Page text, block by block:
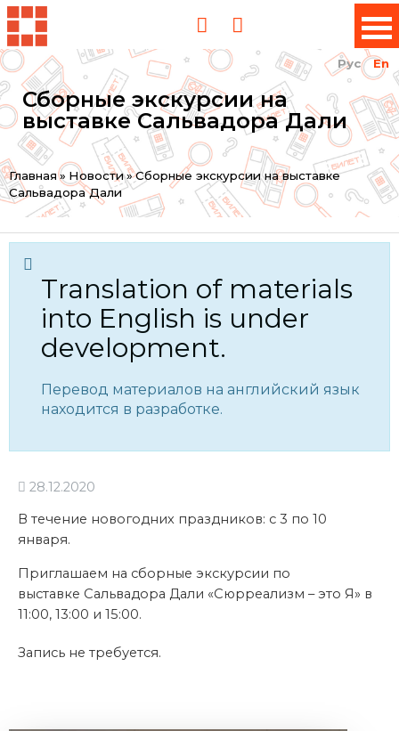
Рус En
Сборные экскурсии на
выставке Сальвадора Дали
You
are
here
Главная » Новости»Сборные экскурсии на выставке
Сальвадора Дали
Translation of materials
into English is under
development.
Перевод материалов на английский язык
находится в разработке.
28.12.2020
В течение новогодних праздников: с 3 по 10
января.
Приглашаем на сборные экскурсии по
выставке Сальвадора Дали «Сюрреализм – это Я» в
11:00, 13:00 и 15:00.
Запись не требуется.